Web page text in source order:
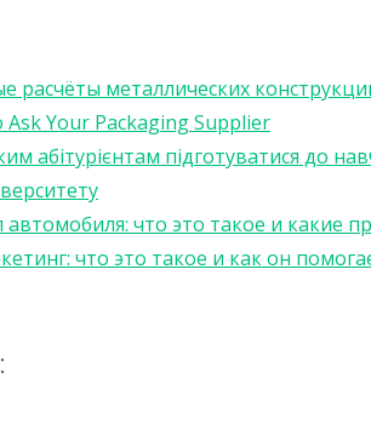
расчёты металлических
Your Packaging Supplier
абітурієнтам підготуватися до
автомобиля: что это такое и какие
что это такое и как он